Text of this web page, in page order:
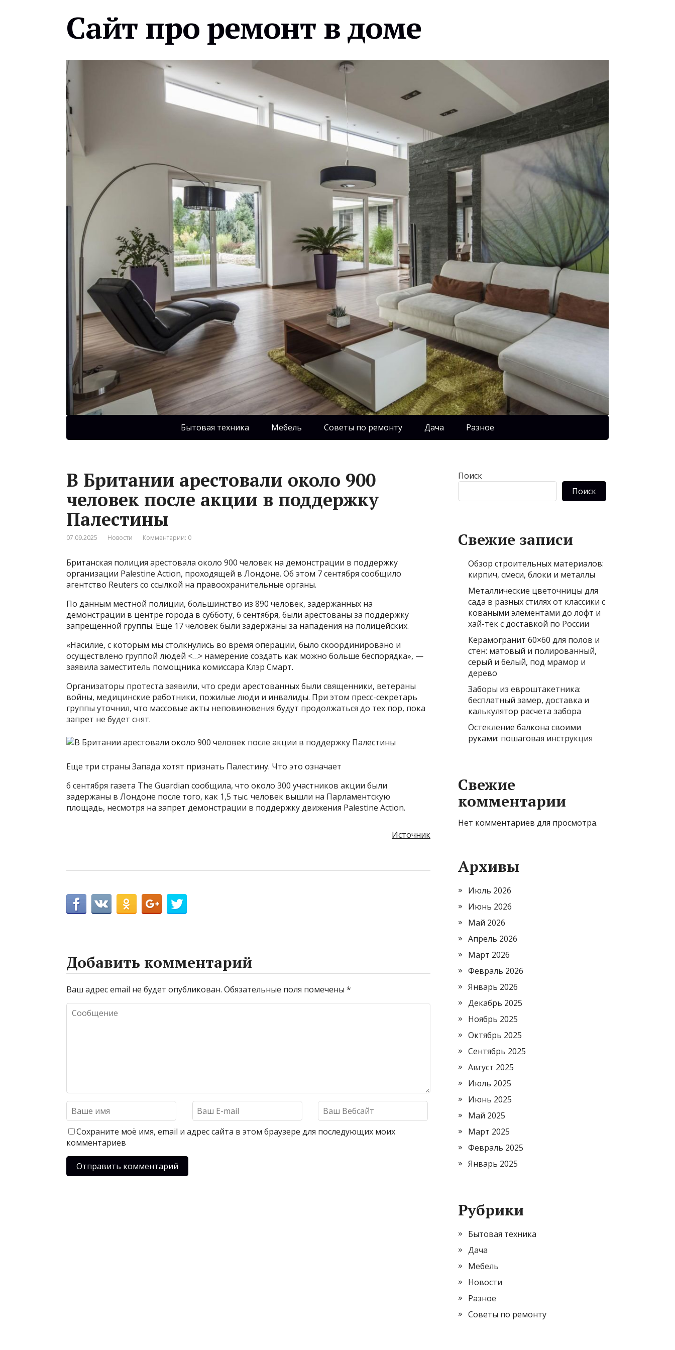
Сайт про ремонт в доме
Бытовая техника Мебель Советы по ремонту Дача Разное
В Британии арестовали около 900
человек после акции в поддержку
Палестины
07.09.2025 Новости Комментарии: 0
Британская полиция арестовала около 900 человек на демонстрации в поддержку
организации Palestine Action, проходящей в Лондоне. Об этом 7 сентября сообщило
агентство Reuters со ссылкой на правоохранительные органы.
По данным местной полиции, большинство из 890 человек, задержанных на
демонстрации в центре города в субботу, 6 сентября, были арестованы за поддержку
запрещенной группы. Еще 17 человек были задержаны за нападения на полицейских.
«Насилие, с которым мы столкнулись во время операции, было скоординировано и
осуществлено группой людей <…> намерение создать как можно больше беспорядка», —
заявила заместитель помощника комиссара Клэр Смарт.
Организаторы протеста заявили, что среди арестованных были священники, ветераны
войны, медицинские работники, пожилые люди и инвалиды. При этом пресс-секретарь
группы уточнил, что массовые акты неповиновения будут продолжаться до тех пор, пока
запрет не будет снят.
Еще три страны Запада хотят признать Палестину. Что это означает
6 сентября газета The Guardian сообщила, что около 300 участников акции были
задержаны в Лондоне после того, как 1,5 тыс. человек вышли на Парламентскую
площадь, несмотря на запрет демонстрации в поддержку движения Palestine Action.
Источник
Добавить комментарий
Ваш адрес email не будет опубликован. Обязательные поля помечены *
Сохраните моё имя, email и адрес сайта в этом браузере для последующих моих
комментариев
Поиск
Поиск
Свежие записи
Обзор строительных материалов:
кирпич, смеси, блоки и металлы
Металлические цветочницы для
сада в разных стилях от классики с
коваными элементами до лофт и
хай-тек с доставкой по России
Керамогранит 60×60 для полов и
стен: матовый и полированный,
серый и белый, под мрамор и
дерево
Заборы из евроштакетника:
бесплатный замер, доставка и
калькулятор расчета забора
Остекление балкона своими
руками: пошаговая инструкция
Свежие
комментарии
Нет комментариев для просмотра.
Архивы
Июль 2026
Июнь 2026
Май 2026
Апрель 2026
Март 2026
Февраль 2026
Январь 2026
Декабрь 2025
Ноябрь 2025
Октябрь 2025
Сентябрь 2025
Август 2025
Июль 2025
Июнь 2025
Май 2025
Март 2025
Февраль 2025
Январь 2025
Рубрики
Бытовая техника
Дача
Мебель
Новости
Разное
Советы по ремонту